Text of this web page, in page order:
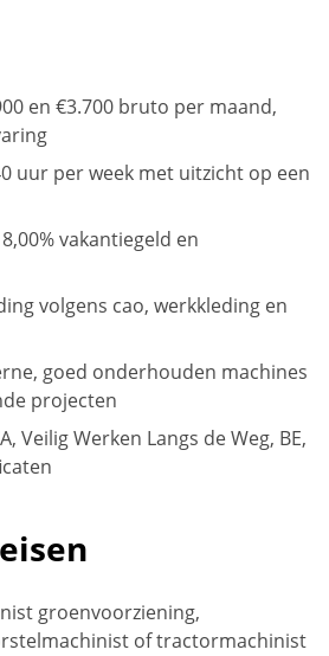
en €3.700 bruto per maand,
uur per week met uitzicht op een
vakantiegeld en
volgens cao, werkkleding en
goed onderhouden machines
projecten
Veilig Werken Langs de Weg, BE,
groenvoorziening,
of tractormachinist